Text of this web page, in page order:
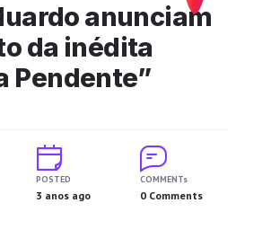
anunciam
da inédita
Pendente”
POSTED
3 anos ago
COMMENTs
0 Comments